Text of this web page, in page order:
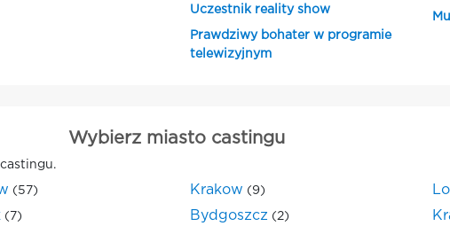
Uczestnik reality show
Prawdziwy bohater w programie
telewizyjnym
Wybierz miasto castingu
(57) Krakow (9)
(7) Bydgoszcz (2)